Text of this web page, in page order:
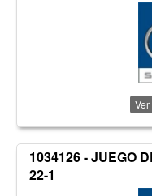
1034126 - JUEGO
22-1